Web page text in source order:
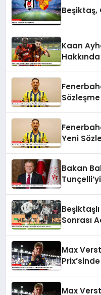
Beşiktaş,
Kaan
Yeni
Bakan
Sonrası
Max
Max